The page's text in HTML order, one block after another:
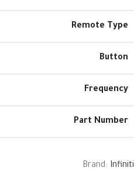
Remote Type
Button
Frequency
Part Number
Brand: Infiniti